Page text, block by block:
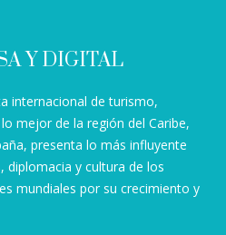
Y DIGITAL
internacional de turismo,
mejor de la región del Caribe,
presenta lo más influyente
diplomacia y cultura de los
mundiales por su crecimiento y